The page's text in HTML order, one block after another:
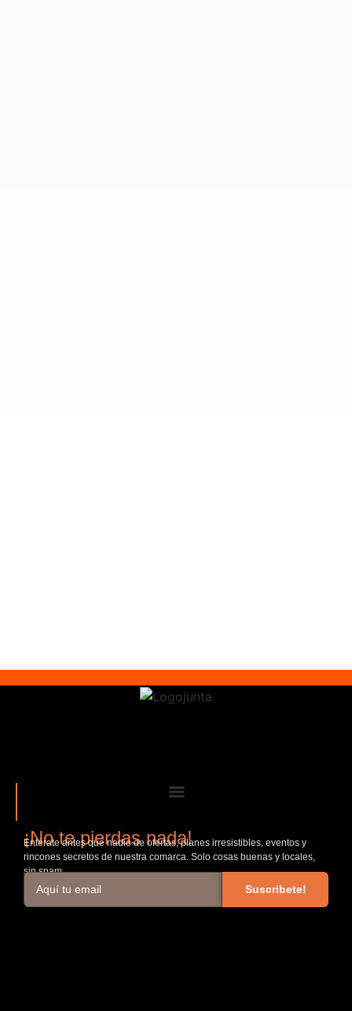
¡No te pierdas nada!
Entérate antes que nadie de ofertas, planes irresistibles, eventos y
rincones secretos de nuestra comarca. Solo cosas buenas y locales,
sin spam.
Suscribete!